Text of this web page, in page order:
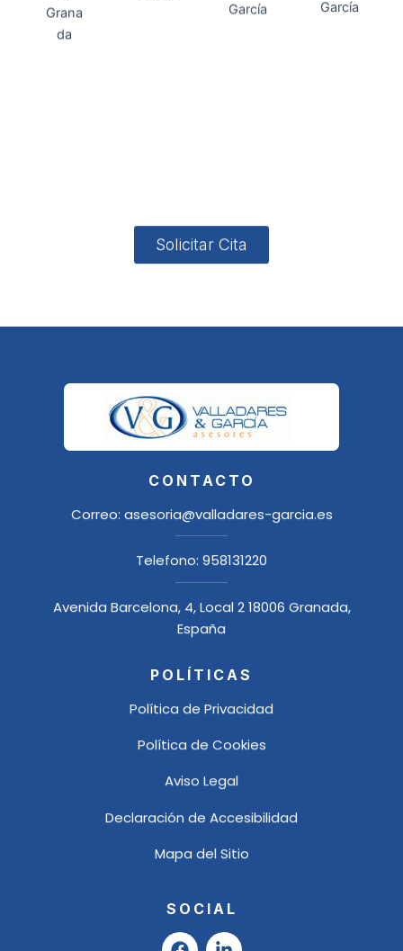
Solicitar Cita
CONTACTO
Correo: asesoria@valladares-garcia.es
Telefono: 958131220
Avenida Barcelona, 4, Local 2 18006 Granada,
España
POLÍTICAS
Política de Privacidad
Política de Cookies
Aviso Legal
Declaración de Accesibilidad
Mapa del Sitio
SOCIAL
F
L